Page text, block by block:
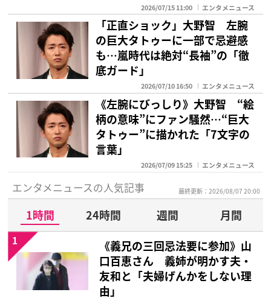
2026/07/15 11:00 エンタメニュース
「正直ショック」大野智 左腕
の巨大タトゥーに一部で忌避感
も…嵐時代は絶対“長袖”の「徹
底ガード」
2026/07/10 16:50 エンタメニュース
《左腕にびっしり》大野智 “絵
柄の意味”にファン騒然…“巨大
タトゥー”に描かれた「7文字の
言葉」
2026/07/09 15:25 エンタメニュース
エンタメニュースの人気記事 最終更新：2026/08/07 20:00
1時間 24時間 週間
月間
《義兄の三回忌法要に参加》山
口百恵さん 義姉が明かす夫・
友和と「夫婦げんかをしない理
由」
1